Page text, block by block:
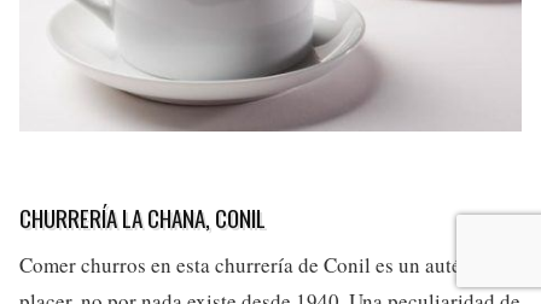
CHURRERÍA LA CHANA, CONIL
Comer churros en esta churrería de Conil es un auténtico